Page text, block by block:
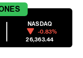
NASDAQ
-0.83%
26,363.44